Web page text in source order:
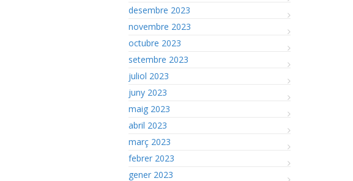
desembre 2023
novembre 2023
octubre 2023
setembre 2023
juliol 2023
juny 2023
maig 2023
abril 2023
març 2023
febrer 2023
gener 2023